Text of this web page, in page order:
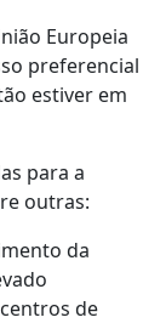
Europeia
preferencial
estiver em
para a
outras:
da
de